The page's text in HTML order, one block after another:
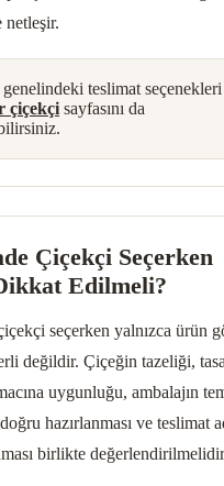
netleşir.
teslimat
çiçekçi sayfasını da
Çiçekçi Seçerken
Edilmeli?
seçerken yalnızca ürün
değildir. Çiçeğin tazeliği,
uygunluğu, ambalajın
hazırlanması ve teslimat
birlikte